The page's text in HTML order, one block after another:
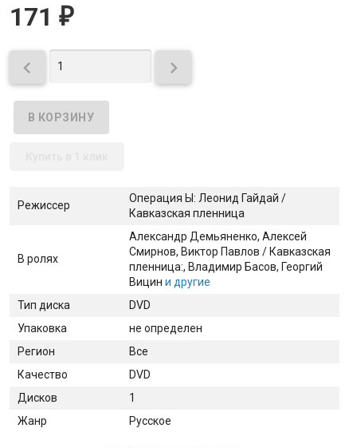
171 ₽
 
Режиссер
Операция Ы: Леонид Гайдай /
Кавказская пленница
В ролях
Александр Демьяненко, Алексей
Смирнов, Виктор Павлов / Кавказская
пленница:, Владимир Басов, Георгий
Вицин и другие
Тип диска
DVD
Упаковка
не определен
Регион
Все
Качество
DVD
Дисков
1
Жанр
Русское